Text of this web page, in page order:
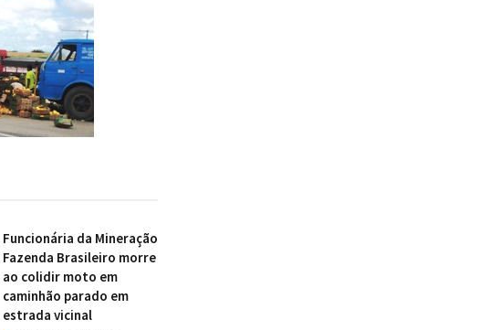
Funcionária da Mineração
Fazenda Brasileiro morre
ao colidir moto em
caminhão parado em
estrada vicinal